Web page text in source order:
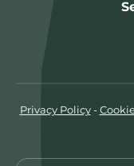
Privacy Policy-